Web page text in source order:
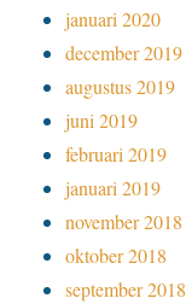
januari 2020
december 2019
augustus 2019
juni 2019
februari 2019
januari 2019
november 2018
oktober 2018
september 2018